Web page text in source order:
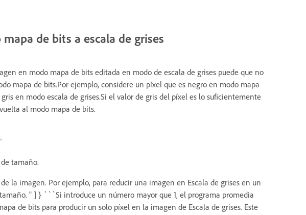
de bits a escala de grises
en modo mapa de bits editada en modo de escala de grises puede que no
mapa de bits.Por ejemplo, considere un píxel que es negro en modo mapa
en modo escala de grises.Si el valor de gris del píxel es lo suficientemente
al modo mapa de bits.
tamaño.
la imagen. Por ejemplo, para reducir una imagen en Escala de grises en un
" ] } ```Si introduce un número mayor que 1, el programa promedia
de bits para producir un solo píxel en la imagen de Escala de grises. Este